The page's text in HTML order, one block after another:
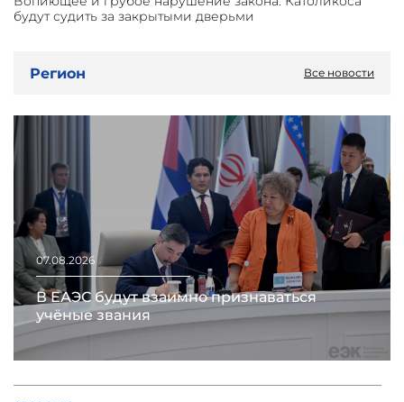
будут судить за закрытыми дверьми
Регион Все новости
07.08.2026
В ЕАЭС будут взаимно признаваться
учёные звания